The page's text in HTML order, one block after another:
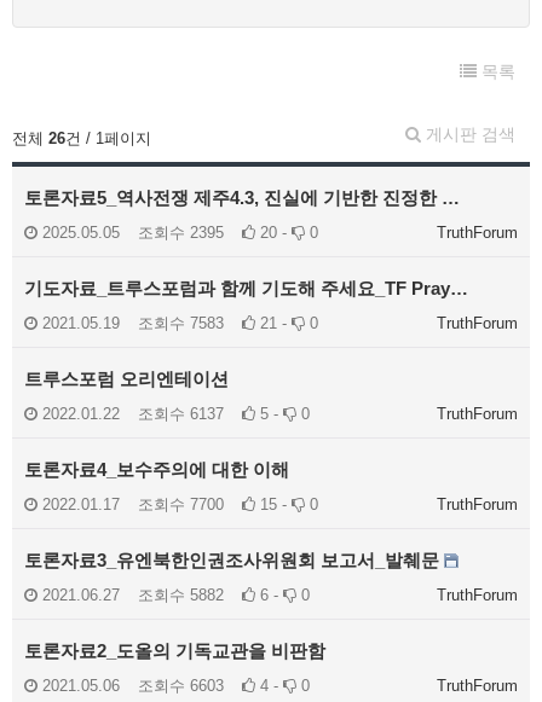
목록
게시판 검색
전체 26건 / 1페이지
토론자료5_역사전쟁 제주4.3, 진실에 기반한 진정한 …
TruthForum
2025.05.05 조회수 2395 20 - 0
기도자료_트루스포럼과 함께 기도해 주세요_TF Pray…
TruthForum
2021.05.19 조회수 7583 21 - 0
트루스포럼 오리엔테이션
TruthForum
2022.01.22 조회수 6137 5 - 0
토론자료4_보수주의에 대한 이해
TruthForum
2022.01.17 조회수 7700 15 - 0
토론자료3_유엔북한인권조사위원회 보고서_발췌문
TruthForum
2021.06.27 조회수 5882 6 - 0
토론자료2_도올의 기독교관을 비판함
TruthForum
2021.05.06 조회수 6603 4 - 0